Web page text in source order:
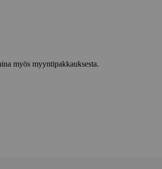
myös myyntipakkauksesta.